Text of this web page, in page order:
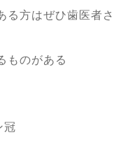
る方はぜひ歯医者さ
ものがある
冠